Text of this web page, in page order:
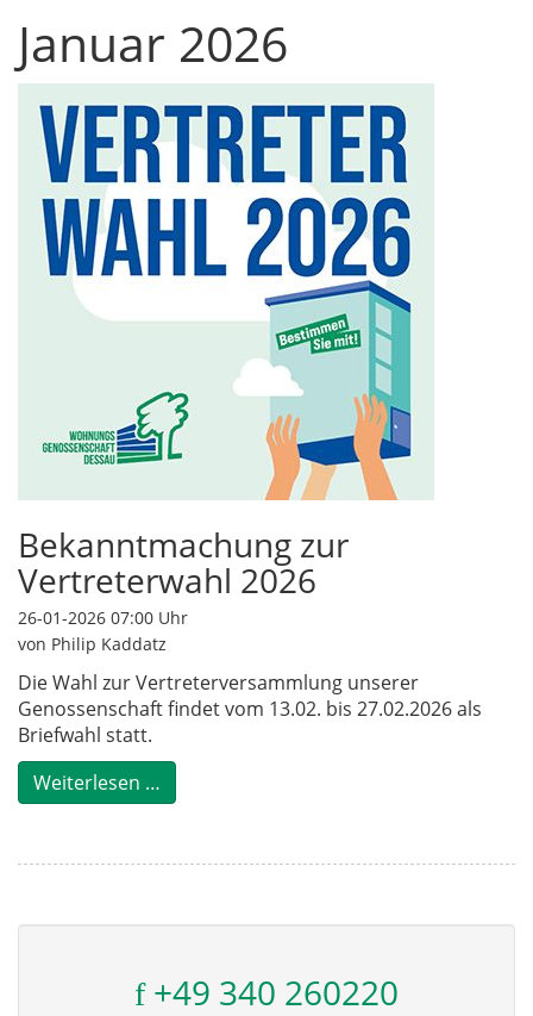
Januar 2026
Bekanntmachung zur
Vertreterwahl 2026
26-01-2026 07:00 Uhr
von Philip Kaddatz
Die Wahl zur Vertreterversammlung unserer
Genossenschaft findet vom 13.02. bis 27.02.2026 als
Briefwahl statt.
Weiterlesen …
+49 340 260220